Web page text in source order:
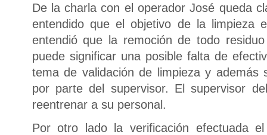
De la charla con el operador José queda
entendido que el objetivo de la limpieza
entendió que la remoción de todo
puede significar una posible falta de
tema de validación de limpieza y además
por parte del supervisor. El supervisor
reentrenar a su personal.
Por otro lado la verificación efectuada